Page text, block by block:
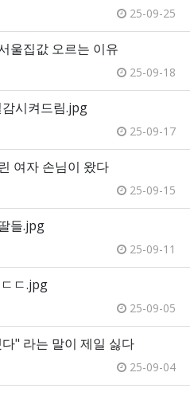
25-09-25
울집값 오르는 이유
25-09-18
시켜드림.jpg
25-09-17
여자 손님이 왔다
25-09-15
들.jpg
25-09-11
ㄷ.jpg
25-09-05
" 라는 말이 제일 싫다
25-09-04